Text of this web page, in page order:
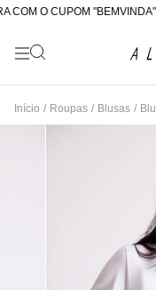
O CUPOM "BEMVINDA"
Início / Roupas / Blusas /